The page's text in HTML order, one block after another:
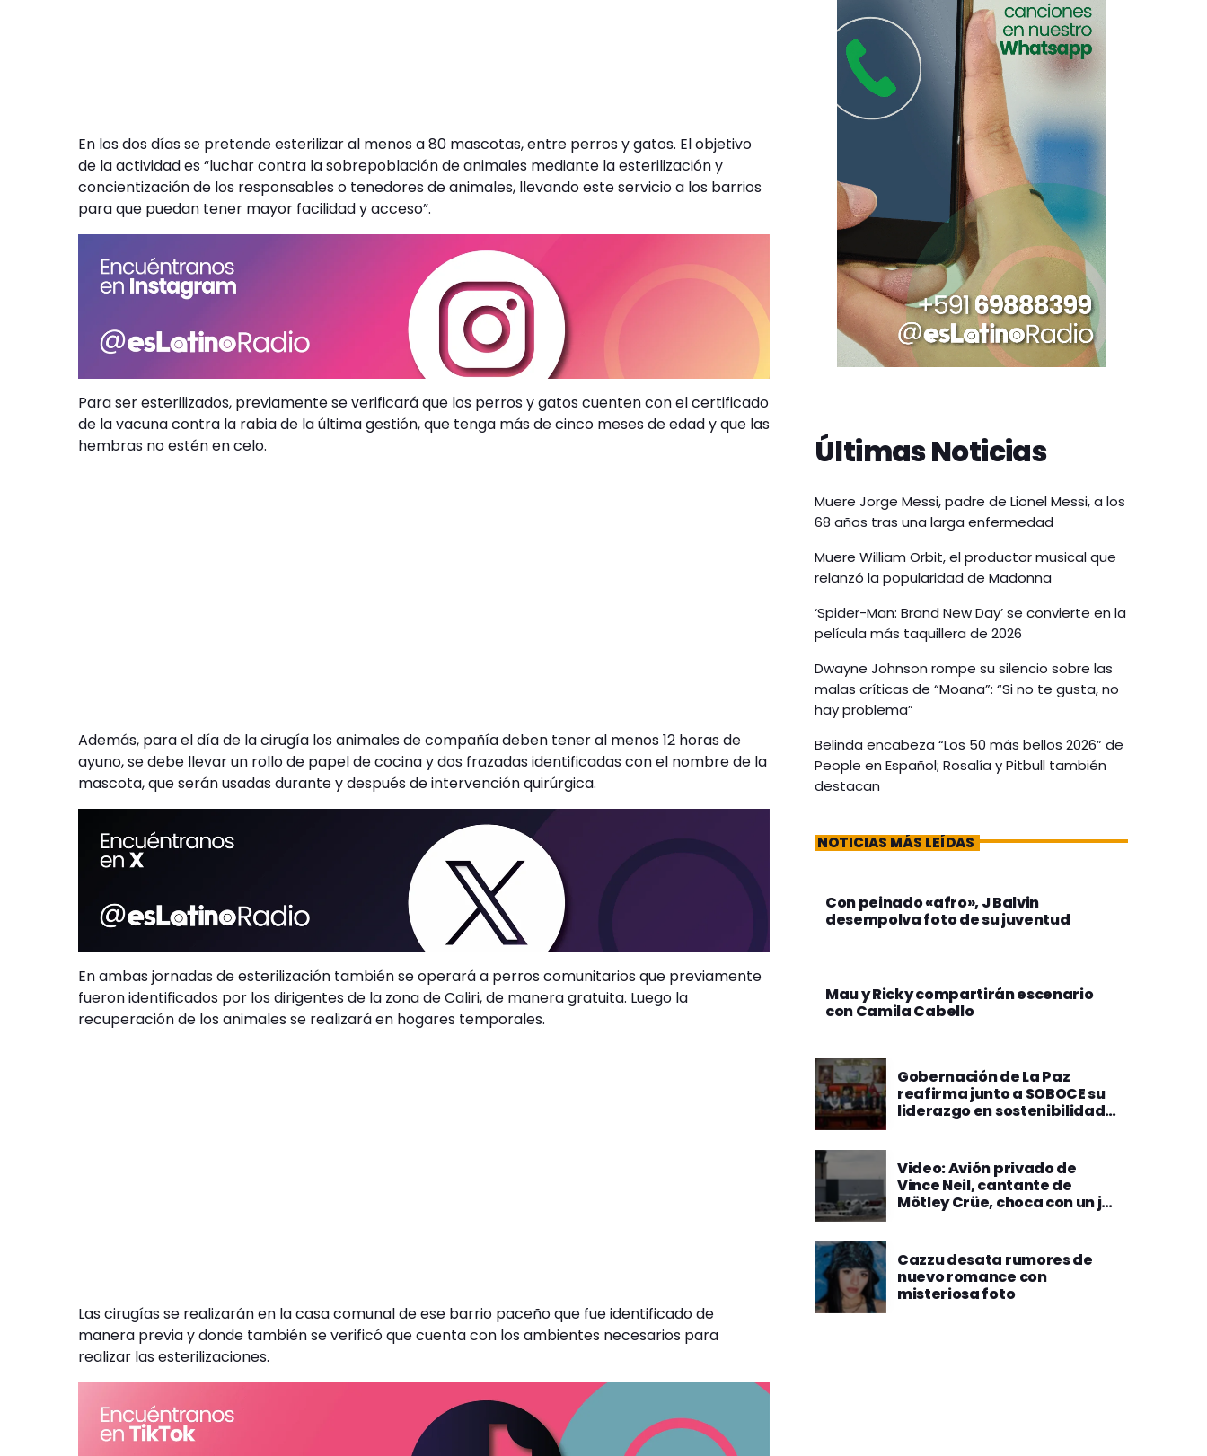
En los dos días se pretende esterilizar al menos a 80 mascotas, entre perros y gatos. El objetivo
de la actividad es “luchar contra la sobrepoblación de animales mediante la esterilización y
concientización de los responsables o tenedores de animales, llevando este servicio a los barrios
para que puedan tener mayor facilidad y acceso”.
Para ser esterilizados, previamente se verificará que los perros y gatos cuenten con el certificado
de la vacuna contra la rabia de la última gestión, que tenga más de cinco meses de edad y que las
hembras no estén en celo.
Además, para el día de la cirugía los animales de compañía deben tener al menos 12 horas de
ayuno, se debe llevar un rollo de papel de cocina y dos frazadas identificadas con el nombre de la
mascota, que serán usadas durante y después de intervención quirúrgica.
En ambas jornadas de esterilización también se operará a perros comunitarios que previamente
fueron identificados por los dirigentes de la zona de Caliri, de manera gratuita. Luego la
recuperación de los animales se realizará en hogares temporales.
Las cirugías se realizarán en la casa comunal de ese barrio paceño que fue identificado de
manera previa y donde también se verificó que cuenta con los ambientes necesarios para
realizar las esterilizaciones.
Últimas Noticias
Muere Jorge Messi, padre de Lionel Messi, a los
68 años tras una larga enfermedad
Muere William Orbit, el productor musical que
relanzó la popularidad de Madonna
‘Spider-Man: Brand New Day’ se convierte en la
película más taquillera de 2026
Dwayne Johnson rompe su silencio sobre las
malas críticas de “Moana”: “Si no te gusta, no
hay problema”
Belinda encabeza “Los 50 más bellos 2026” de
People en Español; Rosalía y Pitbull también
destacan
NOTICIAS MÁS LEÍDAS
Con peinado «afro», J Balvin
desempolva foto de su juventud
Mau y Ricky compartirán escenario
con Camila Cabello
Gobernación de La Paz
reafirma junto a SOBOCE su
liderazgo en sostenibilidad
transformar residuos
urbanos en energía limpia
Video: Avión privado de
Vince Neil, cantante de
Mötley Crüe, choca con un jet
Cazzu desata rumores de
nuevo romance con
misteriosa foto